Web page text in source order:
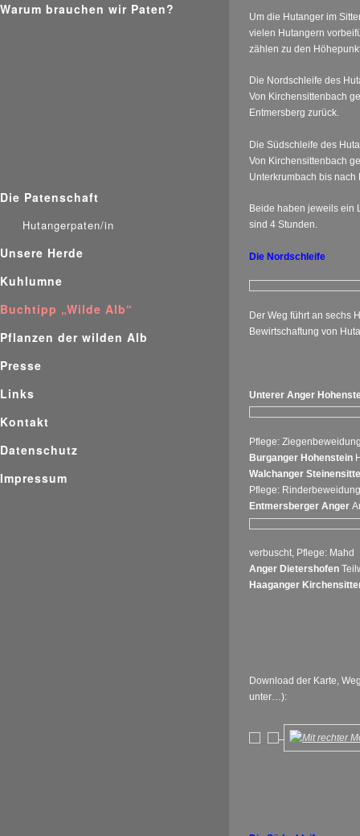
Warum brauchen wir Paten?
Die Patenschaft
Hutangerpaten/in
Unsere Herde
Kuhlumne
Buchtipp „Wilde Alb“
Pflanzen der wilden Alb
Presse
Links
Kontakt
Datenschutz
Impressum
Um die Hutanger im
vielen Hutangern
zählen zu den
Die Nordschleife des
Von Kirchensittenbach
Entmersberg zurück.
Die Südschleife des
Von Kirchensittenbach
Unterkrumbach bis
Beide haben jeweils ein
sind 4 Stunden.
Die Nordschleife
Der Weg führt an sechs
Bewirtschaftung von
Unterer Anger
Pflege:
Burganger Hohenstein
Walchanger
Pflege: Rinderbeweidung
Entmersberger Anger
verbuscht, Pflege: Mahd
Anger Dietershofen
Haaganger
Download der Karte,
unter…):